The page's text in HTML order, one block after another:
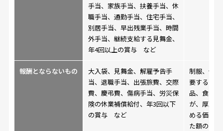
手当、家族手当、扶養手当、休
職手当、通勤手当、住宅手当、
別居手当、早出残業手当、時間
外手当、継続支給する見舞金、
年4回以上の賞与 など
報酬とならないもの
大入袋、見舞金、解雇予告手
当、退職手当、出張旅費、交際
費、慶弔費、傷病手当、労災保
険の休業補償給付、年3回以下
の賞与 など
制服、作
要するも
品、食事
が、厚生
める価額
た額の2/3